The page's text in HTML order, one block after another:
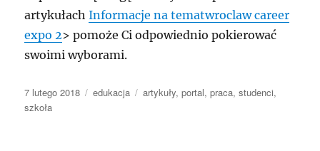
artykułachInformacje na tematwroclaw career
expo 2> pomoże Ci odpowiednio pokierować
swoimi wyborami.
Data
publikacji
7 lutego 2018 Kategorie
edukacja Tagi
artykuły,portal,praca,studenci,
szkoła